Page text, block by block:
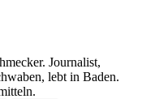
Journalist,
lebt in Baden.